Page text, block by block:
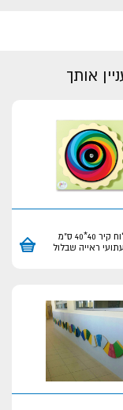
אותך
לוח קיר 40*40 ס"מ
ראייה שבלול